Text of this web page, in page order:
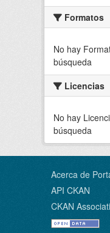
Formatos
No hay
búsqueda
Licencias
No hay
búsqueda
Acerca de
API CKAN
CKAN